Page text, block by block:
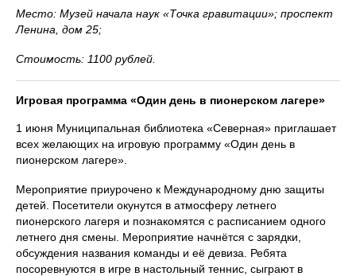
Место: Музей начала наук «Точка гравитации»; проспект
Ленина, дом 25;
Стоимость: 1100 рублей.
Игровая программа «Один день в пионерском лагере»
1 июня Муниципальная библиотека «Северная» приглашает
всех желающих на игровую программу «Один день в
пионерском лагере».
Мероприятие приурочено к Международному дню защиты
детей. Посетители окунутся в атмосферу летнего
пионерского лагеря и познакомятся с расписанием одного
летнего дня смены. Мероприятие начнётся с зарядки,
обсуждения названия команды и её девиза. Ребята
посоревнуются в игре в настольный теннис, сыграют в